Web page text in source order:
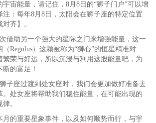
宙能量，请记住，8月8日的“狮子门户”可以增
注：每年8月8日，太阳会在狮子座的特定位置
齐】。
借助另一个强大的星际之门来增强能量，这一
Regulus）这颗被称为“狮心”的恒星精准对
繁荣与好运，所以沉浸与利用这股能量吧，为
的富足！
子座过渡到处女座时，我们会更加做好准备去
。处女座将帮助我们稳住能量，在可能出现的
。
月的重要星象事件，以及如何顺势而行，与宇